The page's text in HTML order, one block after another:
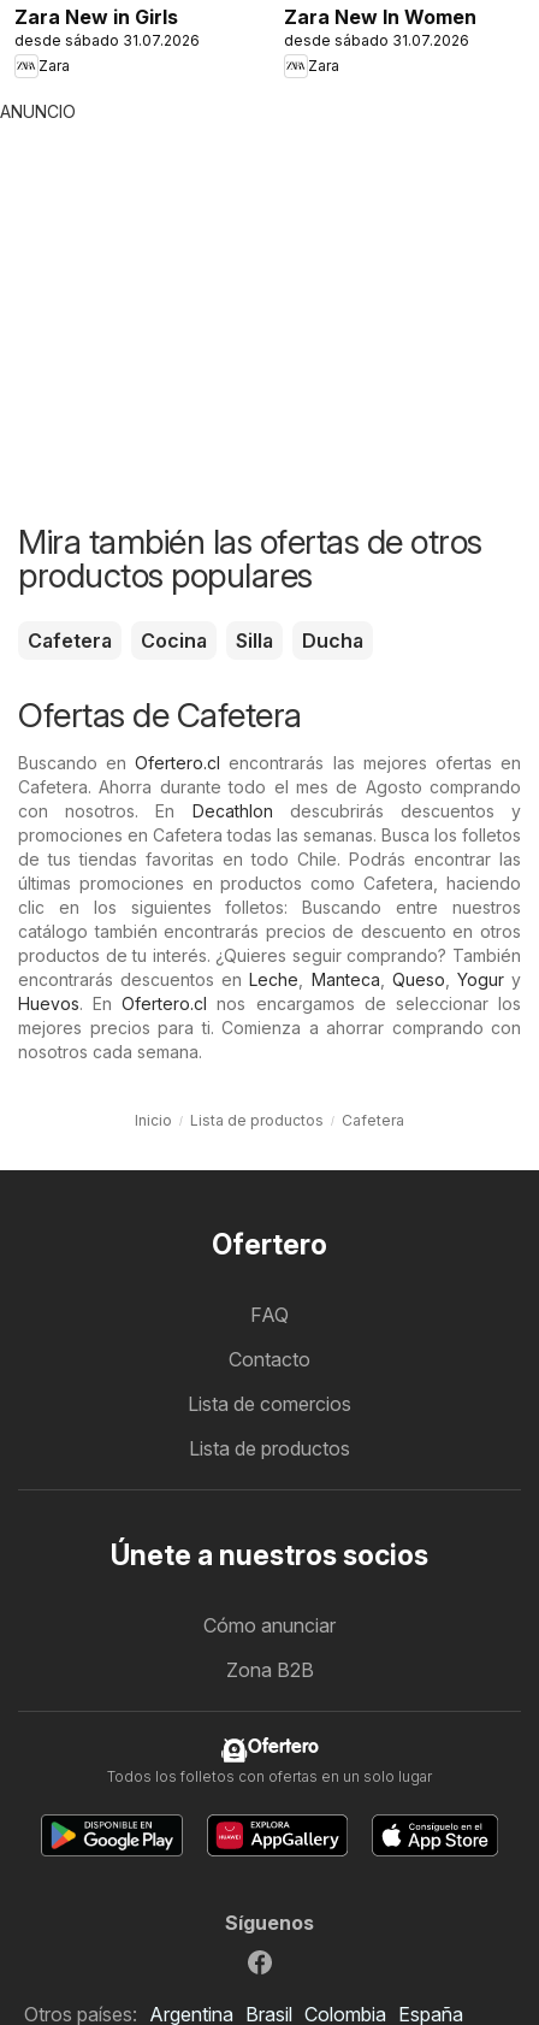
Zara New in Girls
desde sábado 31.07.2026
Zara
Zara New In Women
desde sábado 31.07.2026
Zara
ANUNCIO
Mira también las ofertas de otros
productos populares
Cafetera Cocina Silla Ducha
Ofertas de Cafetera
Buscando enOfertero.cl encontrarás las mejores ofertas en
Cafetera. Ahorra durante todo el mes de Agosto comprando
con nosotros. En Decathlon descubrirás descuentos y
promociones en Cafetera todas las semanas. Busca los folletos
de tus tiendas favoritas en todo Chile. Podrás encontrar las
últimas promociones en productos como Cafetera, haciendo
clic en los siguientes folletos: Buscando entre nuestros
catálogo también encontrarás precios de descuento en otros
productos de tu interés. ¿Quieres seguir comprando? También
encontrarás descuentos enLeche Manteca Queso Yogury
Huevos. EnOfertero.cl nos encargamos de seleccionar los
mejores precios para ti. Comienza a ahorrar comprando con
nosotros cada semana.
Inicio Lista de productos Cafetera
Ofertero
FAQ
Contacto
Lista de comercios
Lista de productos
Únete a nuestros socios
Cómo anunciar
Zona B2B
Ofertero
Todos los folletos con ofertas en un solo lugar
Síguenos
Otros países: Argentina Brasil Colombia España